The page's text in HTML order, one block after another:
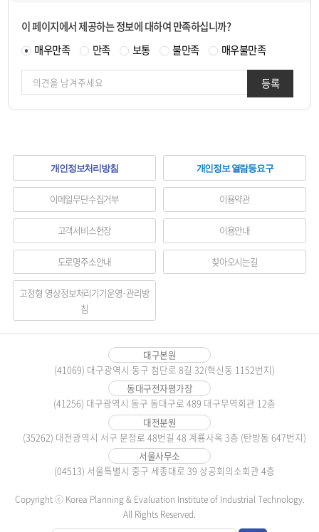
정보
책임
이 페이지에서 제공하는 정보에 대하여 만족하십니까?
매우만족
만족 보통 불만족 매우불만족
등록
하
단
메
뉴
개인정보처리방침 개인정보 열람등요구
이메일무단수집거부 이용약관
고객서비스헌장 이용안내
도로명주소안내 찾아오시는길
고정형 영상정보처리기기운영·관리방
침
대구본원
(41069) 대구광역시 동구 첨단로 8길 32(혁신동 1152번지)
동대구전자평가장
(41256) 대구광역시 동구 동대구로 489 대구무역회관 12층
대전분원
(35262) 대전광역시 서구 문정로 48번길 48 계룡사옥 3층 (탄방동 647번지)
서울사무소
(04513) 서울특별시 중구 세종대로 39 상공회의소회관 4층
Copyright ⓒ Korea Planning & Evaluation Institute of Industrial Technology.
All Rights Reserved.